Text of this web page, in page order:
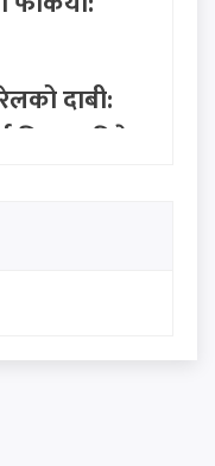
दाबी:
निकास दिने
२८ बुँदे
रास्वपा